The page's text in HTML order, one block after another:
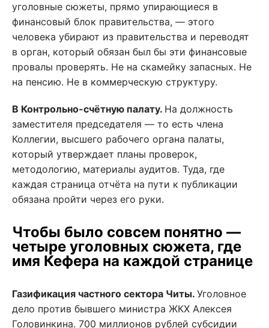
уголовные сюжеты, прямо упирающиеся в
финансовый блок правительства, — этого
человека убирают из правительства и переводят
в орган, который обязан был бы эти финансовые
провалы проверять. Не на скамейку запасных. Не
на пенсию. Не в коммерческую структуру.
В Контрольно-счётную палату. На должность
заместителя председателя — то есть члена
Коллегии, высшего рабочего органа палаты,
который утверждает планы проверок,
методологию, материалы аудитов. Туда, где
каждая страница отчёта на пути к публикации
обязана пройти через его руки.
Чтобы было совсем понятно —
четыре уголовных сюжета, где
имя Кефера на каждой странице
Газификация частного сектора Читы. Уголовное
дело против бывшего министра ЖКХ Алексея
Головинкина. 700 миллионов рублей субсидии